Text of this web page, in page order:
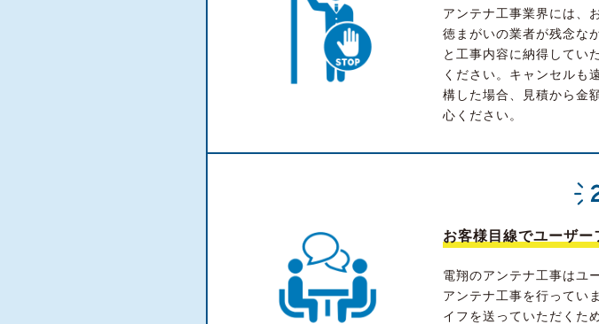
アンテナ工事業界には、
徳まがいの業者が残念な
と工事内容に納得してい
ください。キャンセルも
構した場合、見積から金
心ください。
お客様目線でユーザー
電翔のアンテナ工事はユ
アンテナ工事を行ってい
イフを送っていただくた